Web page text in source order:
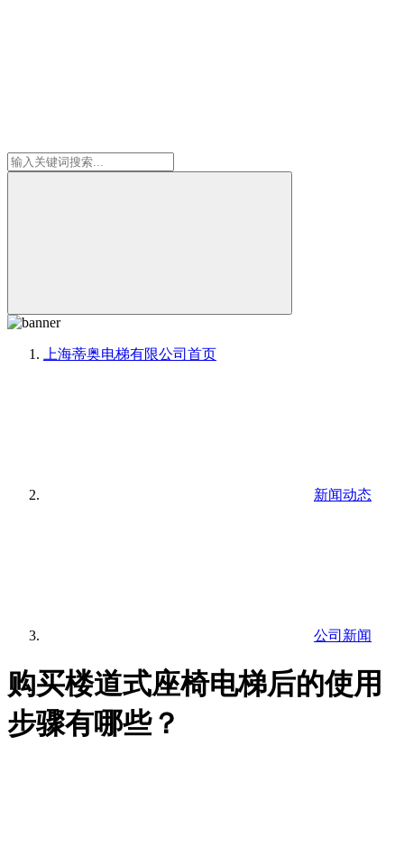
上海蒂奥电梯有限公司 首页
新闻动态
公司新闻
购买楼道式座椅电梯后的使用
步骤有哪些？